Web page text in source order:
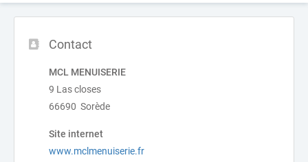
Contact
MCL MENUISERIE
9 Las closes
66690 Sorède
Site internet
www.mclmenuiserie.fr